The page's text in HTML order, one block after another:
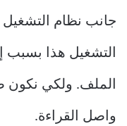
التشغيل هذا
الملف. ولكي نكون
واصل القراءة.